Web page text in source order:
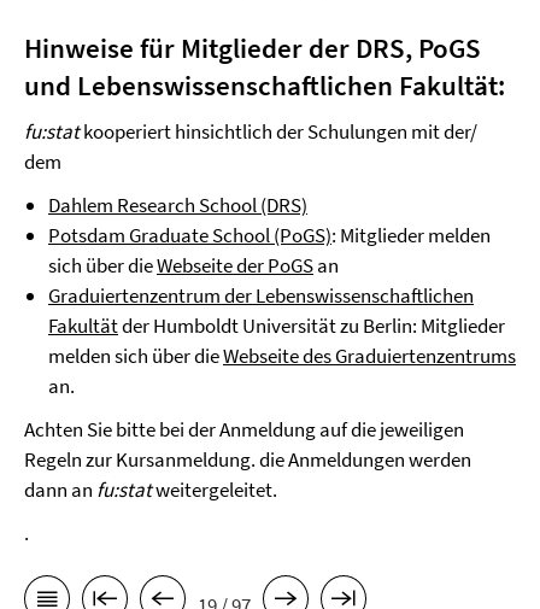
Hinweise für Mitglieder der DRS, PoGS
und Lebenswissenschaftlichen Fakultät:
fu:statkooperiert hinsichtlich der Schulungen mit der/
dem
Dahlem Research School (DRS)
Potsdam Graduate School (PoGS): Mitglieder melden
sich über dieWebseite der PoGSan
Graduiertenzentrum der Lebenswissenschaftlichen
Fakultätder Humboldt Universität zu Berlin: Mitglieder
melden sich über dieWebseite des Graduiertenzentrums
an.
Achten Sie bitte bei der Anmeldung auf die jeweiligen
Regeln zur Kursanmeldung. die Anmeldungen werden
dann an fu:statweitergeleitet.
.